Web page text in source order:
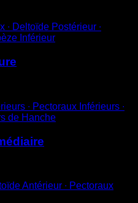
∙ Deltoïde Postérieur ∙
Inférieur
∙ Pectoraux Inférieurs ∙
de Hanche
Antérieur ∙ Pectoraux